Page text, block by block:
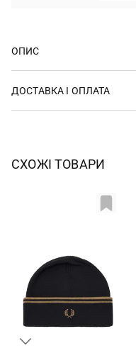
ОПИС
ДОСТАВКА І ОПЛАТА
СХОЖІ ТОВАРИ